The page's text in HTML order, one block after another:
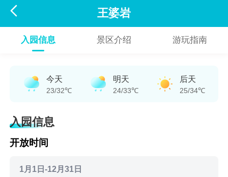
 王婆岩
入园信息 景区介绍 游玩指南
今天
23/32℃
明天
24/33℃
后天
25/34℃
入园信息
开放时间
1月1日-12月31日